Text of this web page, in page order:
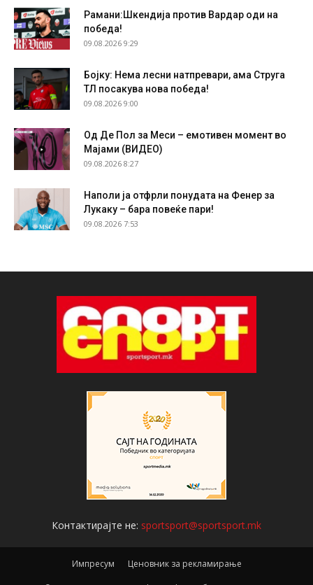
Рамани:Шкендија против Вардар оди на
победа!
09.08.2026 9:29
Бојку: Нема лесни натпревари, ама Струга
ТЛ посакува нова победа!
09.08.2026 9:00
Од Де Пол за Меси – емотивен момент во
Мајами (ВИДЕО)
09.08.2026 8:27
Наполи ја отфрли понудата на Фенер за
Лукаку – бара повеќе пари!
09.08.2026 7:53
Контактирајте не: sportsport@sportsport.mk
Импресум Ценовник за рекламирање